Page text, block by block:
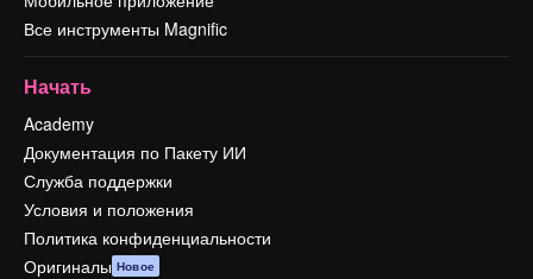
Все инструменты Magnific
Начать
Academy
Документация по Пакету ИИ
Служба поддержки
Условия и положения
Политика конфиденциальности
Оригиналы Новое